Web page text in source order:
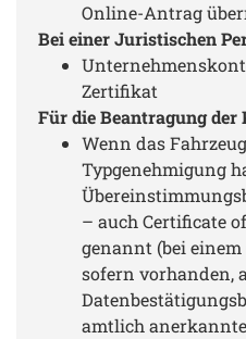
Online-Antrag
Bei einer Juristischen
Zertifikat
Für die Beantragung
Wenn das
Typgenehmigung
– auch Certificate
genannt (bei
sofern vorhanden,
amtlich